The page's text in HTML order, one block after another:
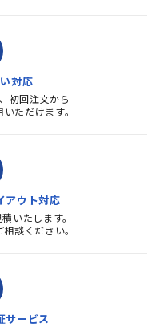
対応
初回注文から
ただけます。
アウト対応
いたします。
談ください。
サービス